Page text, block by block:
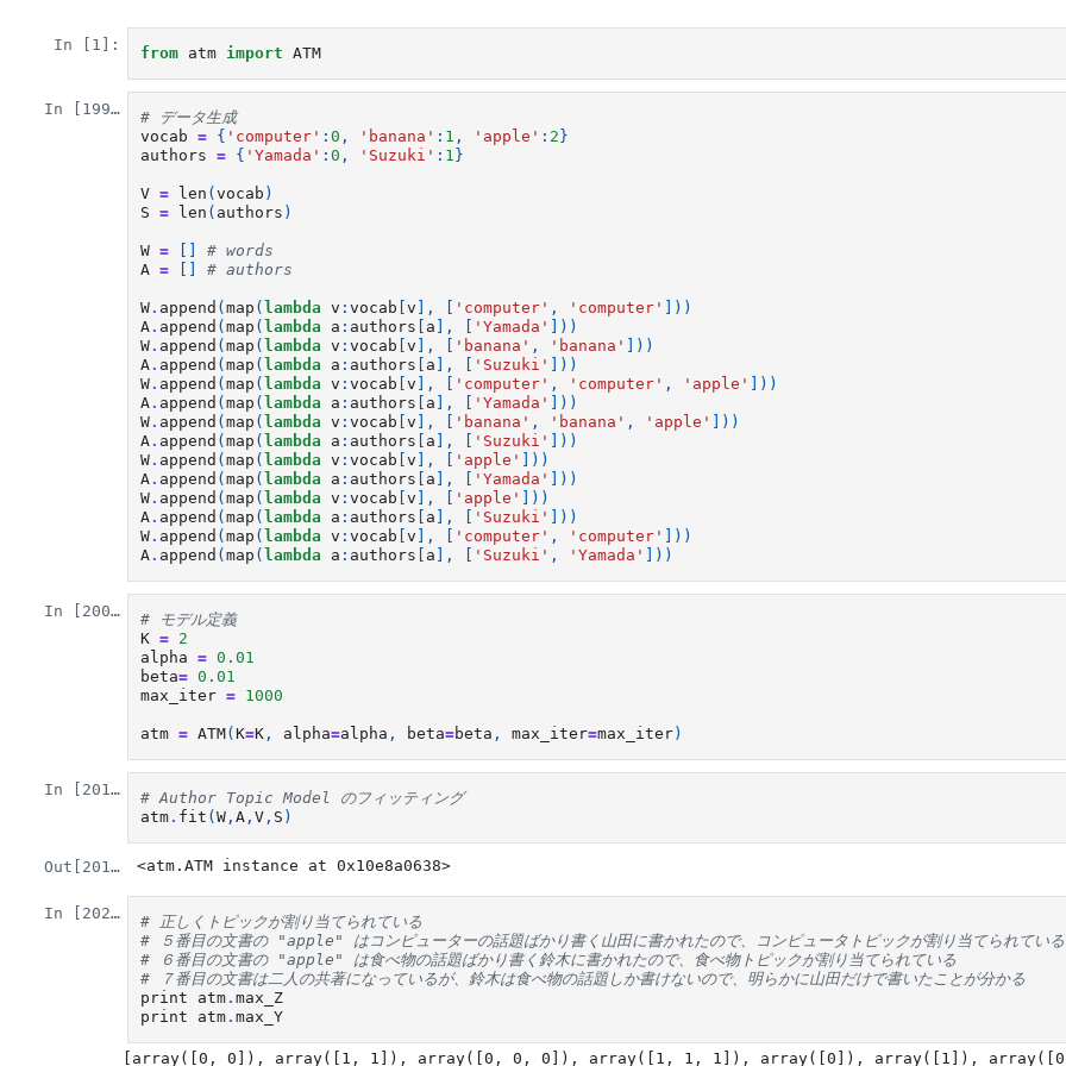
In [1]: from atm import ATM
In [199]:
# データ生成
vocab
= { 'computer' :0 , 'banana' : 1 , 'apple' : 2 }
authors
= { 'Yamada' :0 , 'Suzuki' : 1 }
V = len (vocab )
S
= len ( authors )
W =
# words
A = # authors
W. append (map ( lambda v :vocab [v ], 'computer' , 'computer'
]))
A. append (map ( lambda a : authors a ], 'Yamada'
]))
W. append (map ( lambda v :vocab [v ], 'banana' , 'banana'
]))
A. append (map ( lambda a : authors a ], 'Suzuki'
]))
W. append (map ( lambda v :vocab [v ], 'computer' , 'computer' , 'apple'
]))
A. append (map ( lambda a : authors a ], 'Yamada'
]))
W. append (map ( lambda v :vocab [v ], 'banana' , 'banana' , 'apple'
]))
A. append (map ( lambda a : authors a ], 'Suzuki'
]))
W. append (map ( lambda v :vocab [v ], 'apple'
]))
A. append (map ( lambda a : authors a ], 'Yamada'
]))
W. append (map ( lambda v :vocab [v ], 'apple'
]))
A. append (map ( lambda a : authors a ], 'Suzuki'
]))
W. append (map ( lambda v :vocab [v ], 'computer' , 'computer'
]))
A. append (map ( lambda a : authors a ], 'Suzuki' , 'Yamada' ]))
In [200]:
# モデル定義
K = 2
alpha
= 0.01
beta= 0.01
max_iter = 1000
atm = ATM(K=K , alpha=alpha , beta=beta , max_iter=max_iter)
In [201]:
# Author Topic Model のフィッティング
atm. fit (W ,A ,V , S )
Out[201]: <atm.ATM instance at 0x10e8a0638>
In [202]:
# 正しくトピックが割り当てられている
# ５番目の文書の "apple" はコンピューターの話題ばかり書く山田に書かれたので、コンピュータトピックが割り当てられている
# ６番目の文書の "apple" は食べ物の話題ばかり書く鈴木に書かれたので、食べ物トピックが割り当てられている
# ７番目の文書は二人の共著になっているが、鈴木は食べ物の話題しか書けないので、明らかに山田だけで書いたことが分かる
print
atm.max_Z
print
atm.max_Y
[array([0, 0]), array([1, 1]), array([0, 0, 0]), array([1, 1, 1]), array([0]), array([1]),